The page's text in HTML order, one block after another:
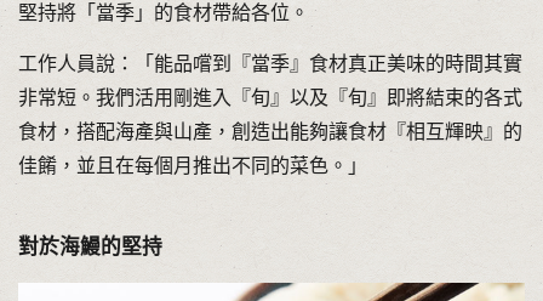
堅持將「當季」的食材帶給各位。
工作人員說：「能品嚐到『當季』食材真正美味的時間其實
非常短。我們活用剛進入『旬』以及『旬』即將結束的各式
食材，搭配海產與山產，創造出能夠讓食材『相互輝映』的
佳餚，並且在每個月推出不同的菜色。」
對於海鰻的堅持